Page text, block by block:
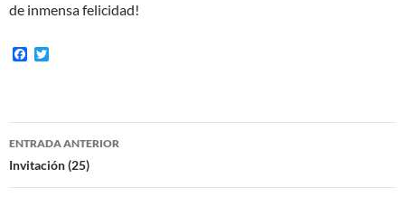
de inmensa felicidad!
F
o
o
e
r
Navegación
de
ENTRADA ANTERIOR
Invitación (25)